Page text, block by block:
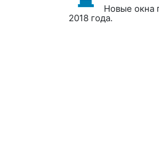
Новые окна
2018 года.